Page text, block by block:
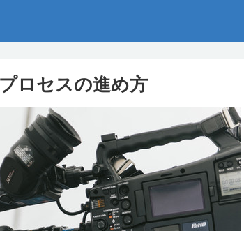
ロセスの進め方